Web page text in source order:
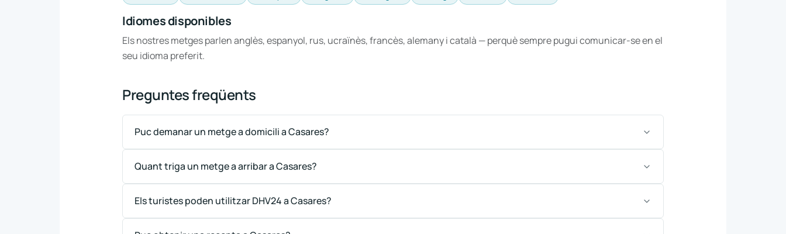
Idiomes disponibles
Els nostres metges parlen anglès, espanyol, rus, ucraïnès, francès, alemany i català — perquè sempre pugui comunicar-se en el
seu idioma preferit.
Preguntes freqüents
Puc demanar un metge a domicili a Casares?
Quant triga un metge a arribar a Casares?
Els turistes poden utilitzar DHV24 a Casares?